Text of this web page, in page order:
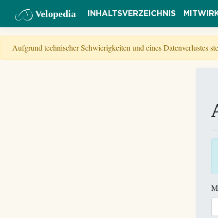
Velopedia INHALTSVERZEICHNIS
Aufgrund technischer Schwierigkeiten und eines Datenverlustes